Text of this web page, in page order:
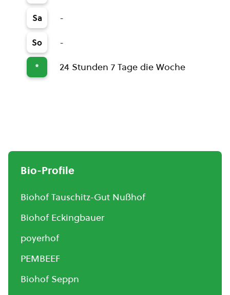
Sa -
So -
* 24 Stunden 7 Tage die Woche
Bio-Profile
Biohof Tauschitz-Gut Nußhof
Biohof Eckingbauer
poyerhof
PEMBEEF
Biohof Seppn